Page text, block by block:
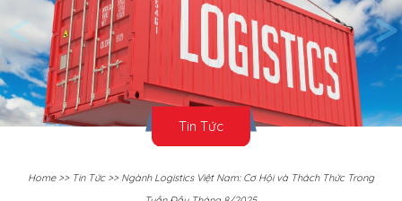
< >
Tin Tức
Home>> Tin Tức>> Ngành Logistics Việt Nam: Cơ Hội và Thách Thức Trong